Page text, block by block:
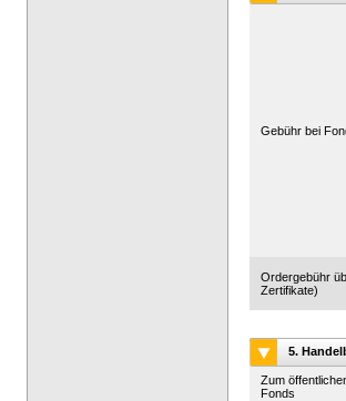
Gebühr bei
Ordergebühr
Zertifikate)
5.
Zum
Fonds